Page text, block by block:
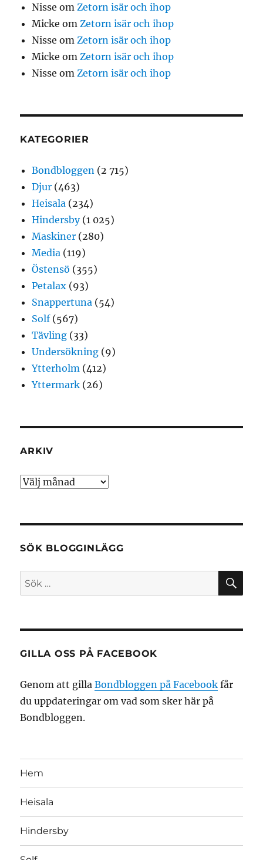
Nisse om Zetorn isär och ihop
Micke om Zetorn isär och ihop
Nisse om Zetorn isär och ihop
Micke om Zetorn isär och ihop
Nisse om Zetorn isär och ihop
KATEGORIER
Bondbloggen (2 715)
Djur (463)
Heisala (234)
Hindersby(1 025)
Maskiner (280)
Media (119)
Östensö (355)
Petalax (93)
Snappertuna (54)
Solf(567)
Tävling (33)
Undersökning (9)
Ytterholm (412)
Yttermark (26)
ARKIV
Arkiv
SÖK BLOGGINLÄGG
Sök
efter:
GILLA OSS PÅ FACEBOOK
Genom att gillaBondbloggen på Facebook får
du uppdateringar om vad som sker här på
Bondbloggen.
Hem
Heisala
Hindersby